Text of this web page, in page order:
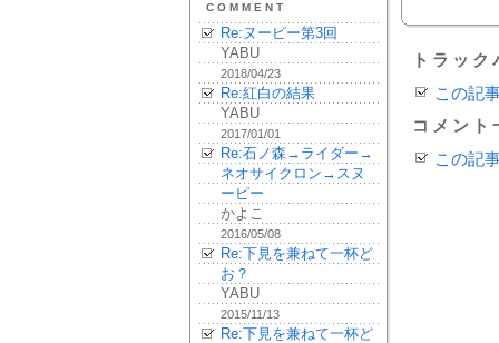
COMMENT
Re:ヌーピー第3回
YABU
2018/04/23
Re:紅白の結果
YABU
2017/01/01
Re:石ノ森→ライダー→
ネオサイクロン→スヌ
ーピー
かよこ
2016/05/08
Re:下見を兼ねて一杯ど
お？
YABU
2015/11/13
Re:下見を兼ねて一杯ど
トラッ
この記
コメント
この記